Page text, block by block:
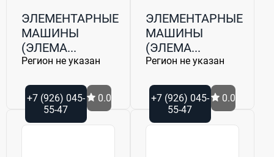
ЭЛЕМЕНТАРНЫЕ
МАШИНЫ
(ЭЛЕМА...
Регион не указан
+7 (926) 045-
55-47
0.0
ЭЛЕМЕНТАРНЫЕ
МАШИНЫ
(ЭЛЕМА...
Регион не указан
+7 (926) 045-
55-47
0.0